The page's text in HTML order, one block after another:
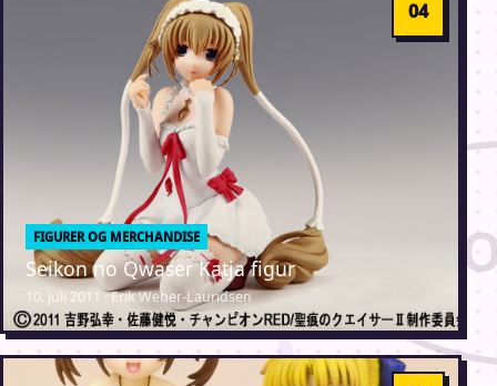
FIGURER OG MERCHANDISE
Seikon no Qwaser Katja figur
10. juli 2011 · Erik Weber-Lauridsen